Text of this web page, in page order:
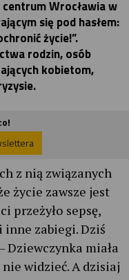
Wrocławia w
się pod hasłem:
życie!”.
rodzin, osób
kobietom,
z nią związanych
życie zawsze jest
przeżyło sepsę,
inne zabiegi. Dziś
Dziewczynka miała
nie widzieć. A dzisiaj